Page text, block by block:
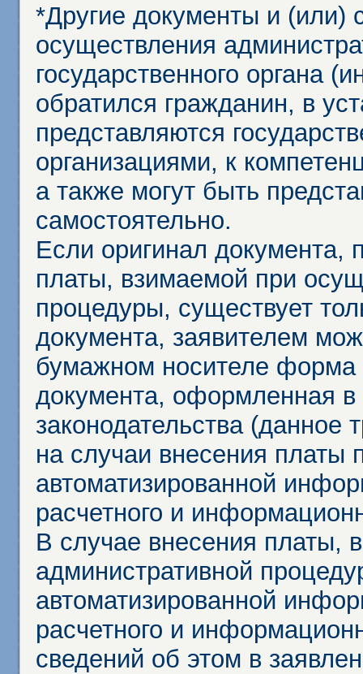
*Другие документы и (или)
осуществления
государственного органа
обратился гражданин, в
представляются
организациями, к
а также могут быть
самостоятельно.
Если оригинал документа,
платы, взимаемой при
процедуры, существует
документа, заявителем
бумажном носителе форма
документа, оформленная в
законодательства (данное
на случаи внесения платы
автоматизированной
расчетного и
В случае внесения платы,
административной
автоматизированной
расчетного и
сведений об этом в